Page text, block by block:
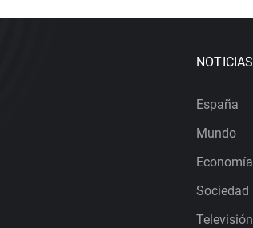
NOTICIAS
España
Mundo
Economía
Sociedad
Televisión